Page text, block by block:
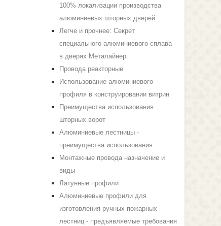
100% локализации производства
алюминиевых шторных дверей
Легче и прочнее: Секрет
специального алюминиевого сплава
в дверях Металайнер
Провода реакторные
Использование алюминиевого
профиля в конструировании витрин
Преимущества использования
шторных ворот
Алюминиевые лестницы -
преимущества использования
Монтажные провода назначение и
виды
Латунные профили
Алюминиевые профили для
изготовления ручных пожарных
лестниц - предъявляемые требования